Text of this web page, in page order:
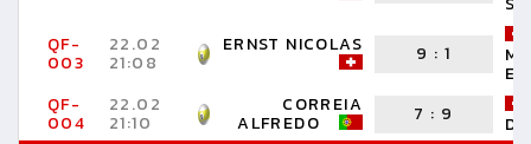
QF-
003
22.02
21:08
ERNST NICOLAS 9 :1
QF-
004
22.02
21:10
CORREIA
ALFREDO 7 : 9